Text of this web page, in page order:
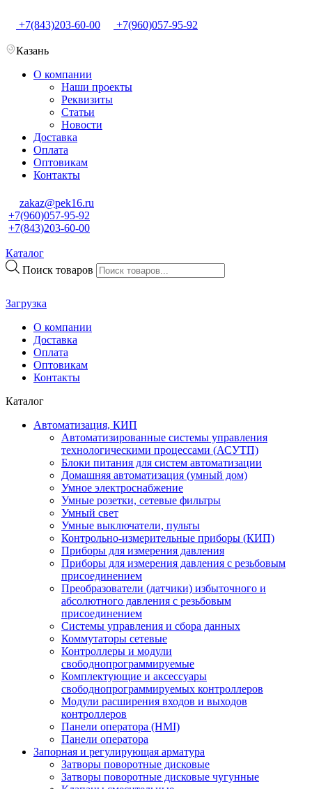
+7(843)203-60-00 +7(960)057-95-92
Казань
О компании
Наши проекты
Реквизиты
Статьи
Новости
Доставка
Оплата
Оптовикам
Контакты
zakaz@pek16.ru
+7(960)057-95-92
+7(843)203-60-00
Каталог
Поиск товаров
Загрузка
О компании
Доставка
Оплата
Оптовикам
Контакты
Каталог
Автоматизация, КИП
Автоматизированные системы управления
технологическими процессами (АСУТП)
Блоки питания для систем автоматизации
Домашняя автоматизация (умный дом)
Умное электроснабжение
Умные розетки, сетевые фильтры
Умный свет
Умные выключатели, пульты
Контрольно-измерительные приборы (КИП)
Приборы для измерения давления
Приборы для измерения давления с резьбовым
присоединением
Преобразователи (датчики) избыточного и
абсолютного давления с резьбовым
присоединением
Системы управления и сбора данных
Коммутаторы сетевые
Контроллеры и модули
свободнопрограммируемые
Комплектующие и аксессуары
свободнопрограммируемых контроллеров
Модули расширения входов и выходов
контроллеров
Панели оператора (HMI)
Панели оператора
Запорная и регулирующая арматура
Затворы поворотные дисковые
Затворы поворотные дисковые чугунные